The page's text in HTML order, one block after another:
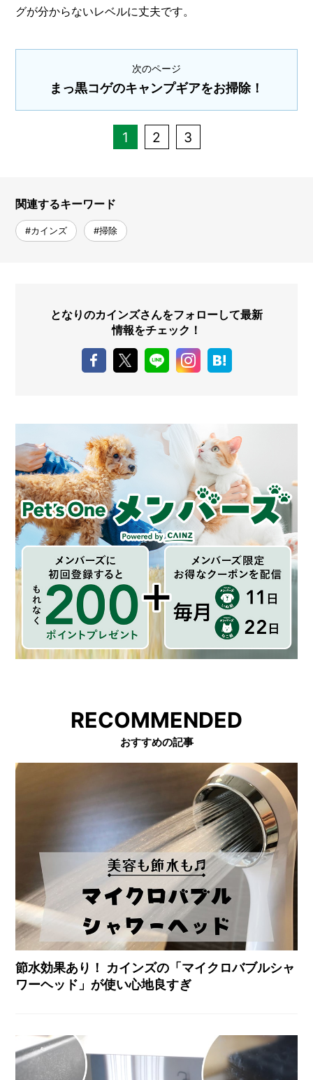
グが分からないレベルに丈夫です。
次のページ
まっ黒コゲのキャンプギアをお掃除！
1 2 3
関連するキーワード
#カインズ #掃除
となりのカインズさんをフォローして最新
情報をチェック！
RECOMMENDED
おすすめの記事
節水効果あり！ カインズの「マイクロバブルシャ
ワーヘッド」が使い心地良すぎ